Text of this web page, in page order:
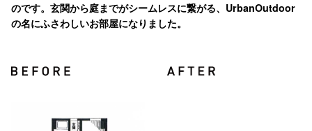
のです。玄関から庭までがシームレスに繋がる、UrbanOutdoor
の名にふさわしいお部屋になりました。